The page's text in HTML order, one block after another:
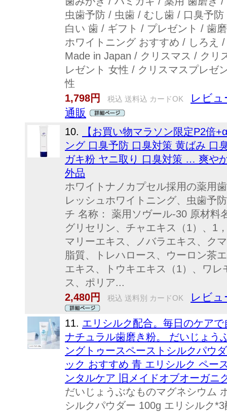
虫歯予防 / 虫歯 / むし歯 / 口臭予
白い 歯 / ギフト / プレゼント / 歯
ホワイトニング おすすめ / しろえ
Made in Japan / クリスマス / クリ
レゼント 女性 / クリスマスプレゼ
性
1,798円
税込 送料込 カードOK
レビュ
通販
10.
【お買い物マラソン限定P2倍
ング 口臭予防 口臭対策 黄ばみ 口
ガキ粉 ヤニ取り 口臭対策 … 爽や
外品
ホワイトナノカプセル採用の薬用
レッシュホワイトニング、虫歯予
チ 名称： 薬用ソヴール-30 原材料
グリセリン、チャエキス（1）、1
マリーエキス、ノバラエキス、ク
脂質、トレハロース、ウーロン茶
エキス、トウキエキス（1）、ワ
ス、ポリア...
2,480円
税込 送料別 カードOK レビュ
11. エリシルク配合。毎日のケア
ナチュラル歯磨き粉。 だいじょう
ングトゥースペーストシルクパウ
ック おすすめ 青 エリシルク ペー
ンタルケア 旧メイドオブオーガニ
だいじょうぶなものマグネシウム
シルクパウダー 100g エリシルク